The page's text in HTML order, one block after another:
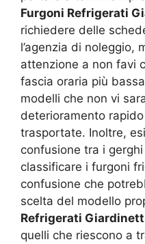
Furgoni Refrigerati
richiedere delle
l’agenzia di noleggio,
attenzione a non favi
fascia oraria più
modelli che non vi
deterioramento
trasportate. Inoltre,
confusione tra i
classificare i furgoni
confusione che
scelta del modello
Refrigerati
quelli che riescono a